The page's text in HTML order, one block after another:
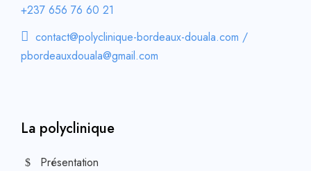
+237 656 76 60 21
contact@polyclinique-bordeaux-douala.com /
pbordeauxdouala@gmail.com
La polyclinique
Présentation